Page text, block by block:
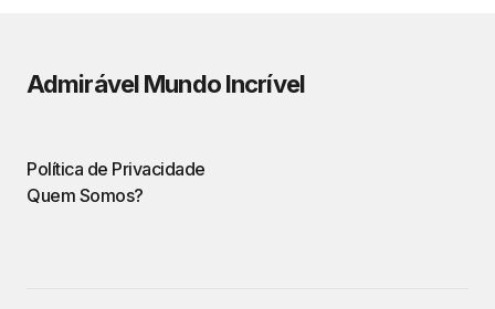
Admirável Mundo Incrível
Política de Privacidade
Quem Somos?